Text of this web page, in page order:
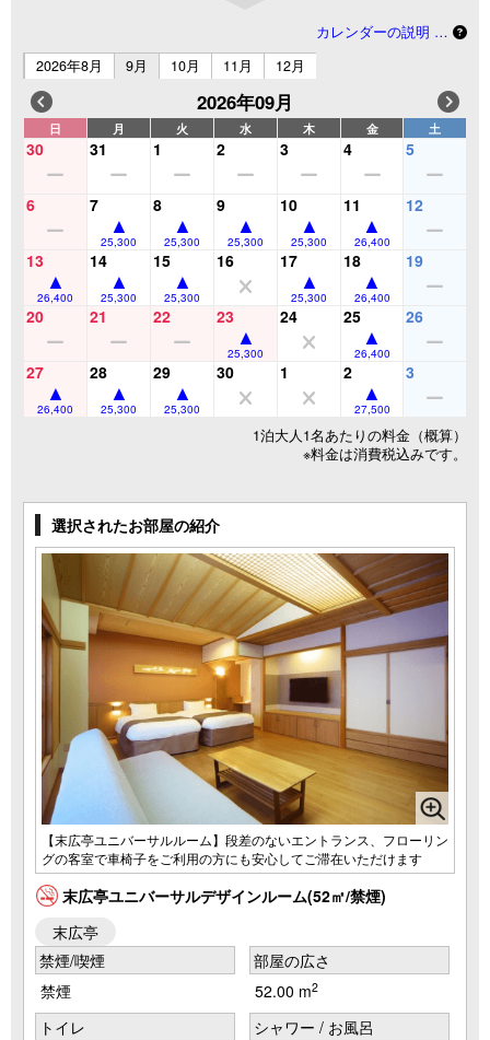
カレンダーの説明 …
2026年8月
9月 10月 11月 12月
2026年09月
日 月 火 水 木 金 土
30 31 1 2 3 4 5
6 7
25,300
8
25,300
9
25,300
10
25,300
11
26,400
12
13
26,400
14
25,300
15
25,300
16 17
25,300
18
26,400
19
20 21 22 23
25,300
24 25
26,400
26
27
26,400
28
25,300
29
25,300
30 1 2
27,500
3
1泊大人1名あたりの料金（概算）
※料金は消費税込みです。
選択されたお部屋の紹介
【末広亭ユニバーサルルーム】段差のないエントランス、フローリン
グの客室で車椅子をご利用の方にも安心してご滞在いただけます
末広亭ユニバーサルデザインルーム(52㎡/禁煙)
末広亭
禁煙/喫煙
禁煙
部屋の広さ
52.00 m2
トイレ
シャワー / お風呂